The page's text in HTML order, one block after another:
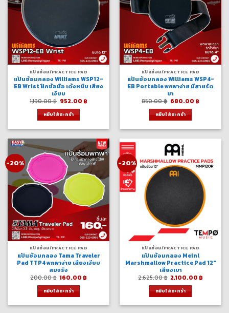
แป้นซ้อม/PRACTICE PAD
แป้นซ้อมกลอง Williams WSP12-
EB Wrist ฝึกข้อมือ เด้งหนึบ เสียง
เงียบ
1,190.00฿ Original
was:
1,190.00 ฿.
952.00 ฿Current
หยิบใส่ตะกร้า
แป้นซ้อม/PRACTICE PAD
แป้นซ้อมกลอง Williams WSP4-
EB Portable พกพาง่าย มีสายรัด
ขา
850.00฿ Original
was:
850.00 ฿.
680.00 ฿Current
หยิบใส่ตะกร้า
-20%
แป้นซ้อม/PRACTICE PAD
แป้นซ้อมกลอง Tama Traveler
Pad TTP4 พกพาง่าย เสียงเงียบ
สมจริง
200.00฿ Original
was:
200.00 ฿.
160.00 ฿
หยิบใส่ตะกร้า
-20%
แป้นซ้อม/PRACTICE PAD
แป้นซ้อมกลอง Meinl
Marshmallow Practice Pad 12″
เสียงเบา
2,625.00฿ Original
price
was:
2,625.00 ฿.
2,100.00 ฿
หยิบใส่ตะกร้า